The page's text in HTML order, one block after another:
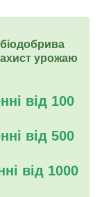
урожаю
від 100
від 500
від 1000